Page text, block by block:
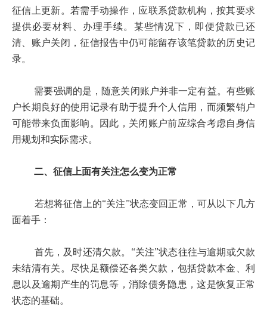
征信上更新。若需手动操作，应联系贷款机构，按其要求
提供必要材料、办理手续。某些情况下，即便贷款已还
清、账户关闭，征信报告中仍可能留存该笔贷款的历史记
录。
需要强调的是，随意关闭账户并非一定有益。有些账
户长期良好的使用记录有助于提升个人信用，而频繁销户
可能带来负面影响。因此，关闭账户前应综合考虑自身信
用规划和实际需求。
二、征信上面有关注怎么变为正常
若想将征信上的“关注”状态变回正常，可从以下几方
面着手：
首先，及时还清欠款。“关注”状态往往与逾期或欠款
未结清有关。尽快足额偿还各类欠款，包括贷款本金、利
息以及逾期产生的罚息等，消除债务隐患，这是恢复正常
状态的基础。